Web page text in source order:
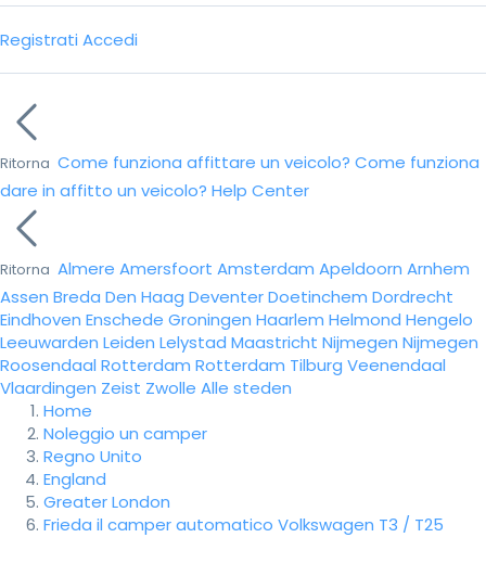
Registrati Accedi
Ritorna Come funziona affittare un veicolo? Come funziona
dare in affitto un veicolo? Help Center
Ritorna Almere Amersfoort Amsterdam Apeldoorn Arnhem
Assen Breda Den Haag DeventerDoetinchem Dordrecht
Eindhoven Enschede Groningen Haarlem Helmond Hengelo
Leeuwarden Leiden Lelystad Maastricht Nijmegen Nijmegen
Roosendaal Rotterdam Rotterdam Tilburg Veenendaal
Vlaardingen Zeist Zwolle Alle steden
Home
Noleggio un camper
Regno Unito
England
Greater London
Frieda il camper automatico Volkswagen T3 / T25